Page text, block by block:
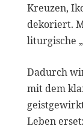
Kreuzen,
dekoriert.
liturgische
Dadurch
mit dem
Leben